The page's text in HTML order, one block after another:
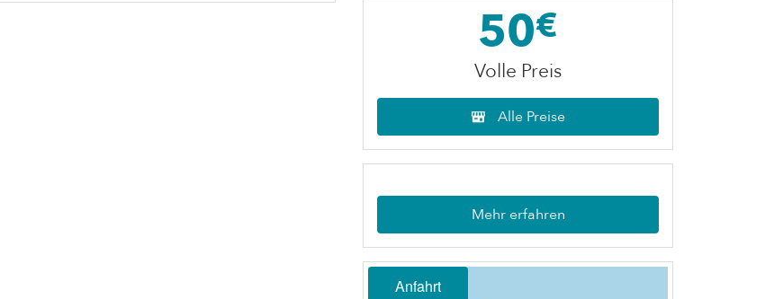
50€
Volle Preis
Alle Preise
Mehr erfahren
Anfahrt